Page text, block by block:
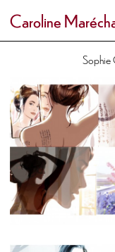
Caroline
Sophie